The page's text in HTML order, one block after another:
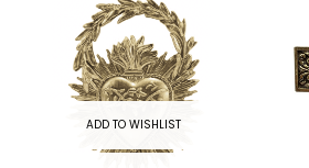
ADD TO WISHLIST